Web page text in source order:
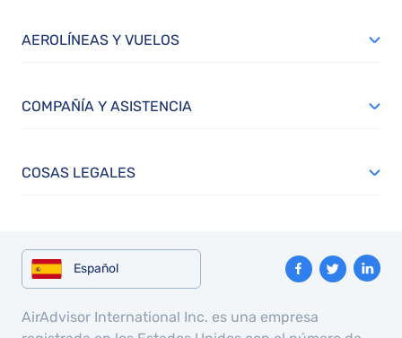
AEROLÍNEAS Y VUELOS
COMPAÑÍA Y ASISTENCIA
COSAS LEGALES
Español
AirAdvisor International Inc. es una empresa